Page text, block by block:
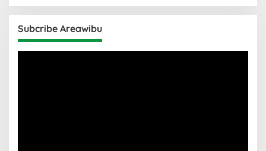
Subcribe Areawibu